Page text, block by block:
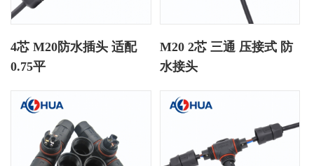
4芯 M20防水插头 适配
0.75平
M20 2芯 三通 压接式 防
水接头